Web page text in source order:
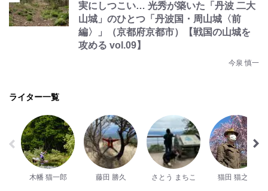
実にしつこい… 光秀が築いた「丹波 二大
山城」のひとつ「丹波国・周山城〈前
編〉」（京都府京都市）【戦国の山城を
攻める vol.09】
今泉 慎一
ライター一覧
木幡 猫一郎 藤田 勝久 さとう まちこ 猫田 猫之介